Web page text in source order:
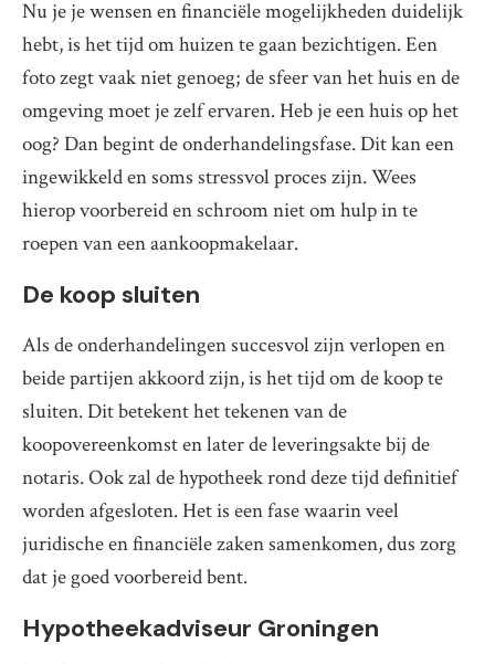
Nu je je wensen en financiële mogelijkheden duidelijk
hebt, is het tijd om huizen te gaan bezichtigen. Een
foto zegt vaak niet genoeg; de sfeer van het huis en de
omgeving moet je zelf ervaren. Heb je een huis op het
oog? Dan begint de onderhandelingsfase. Dit kan een
ingewikkeld en soms stressvol proces zijn. Wees
hierop voorbereid en schroom niet om hulp in te
roepen van een aankoopmakelaar.
De koop sluiten
Als de onderhandelingen succesvol zijn verlopen en
beide partijen akkoord zijn, is het tijd om de koop te
sluiten. Dit betekent het tekenen van de
koopovereenkomst en later de leveringsakte bij de
notaris. Ook zal de hypotheek rond deze tijd definitief
worden afgesloten. Het is een fase waarin veel
juridische en financiële zaken samenkomen, dus zorg
dat je goed voorbereid bent.
Hypotheekadviseur Groningen